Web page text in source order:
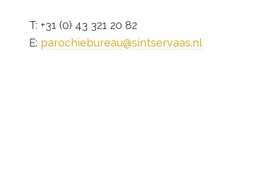
T: +31 (0) 43 321 20 82
E: parochiebureau@sintservaas.nl